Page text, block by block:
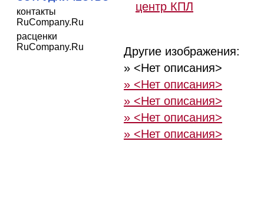
контакты
RuCompany.Ru
расценки
RuCompany.Ru
центр КПЛ
Другие изображения:
» <Нет описания>
» <Нет описания>
» <Нет описания>
» <Нет описания>
» <Нет описания>